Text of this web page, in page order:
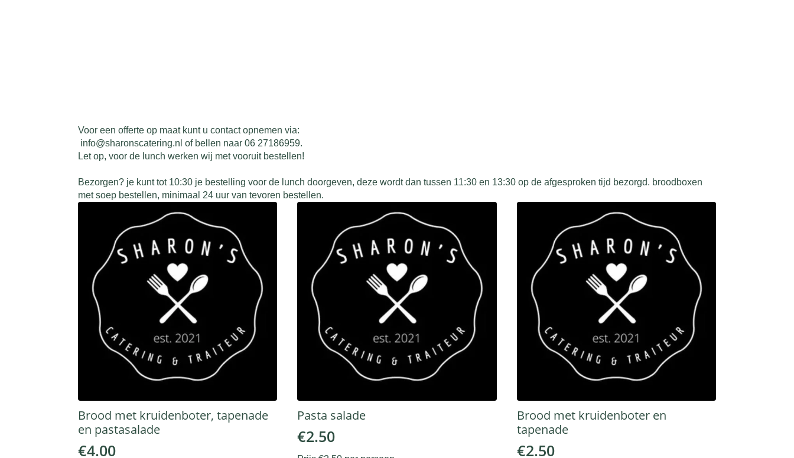
Voor een offerte op maat kunt u contact opnemen via:
info@sharonscatering.nl of bellen naar 06 27186959.
Let op, voor de lunch werken wij met vooruit bestellen!
Bezorgen? je kunt tot 10:30 je bestelling voor de lunch doorgeven, deze wordt dan tussen 11:30 en 13:30 op de afgesproken tijd bezorgd. broodboxen
met soep bestellen, minimaal 24 uur van tevoren bestellen.
Brood met kruidenboter, tapenade
en pastasalade
€4.00
Pasta salade
€2.50
Brood met kruidenboter en
tapenade
€2.50